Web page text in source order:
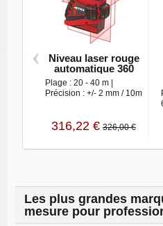
Niveau laser rouge
automatique 360
Plage : 20 - 40 m |
Précision : +/- 2 mm / 10m
316,22 € 326,00 €
‹
Les plus grandes
mesure pour